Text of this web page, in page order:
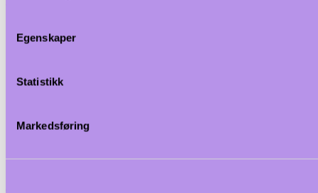
Egenskaper
Statistikk
Markedsføring
Beskrivelse